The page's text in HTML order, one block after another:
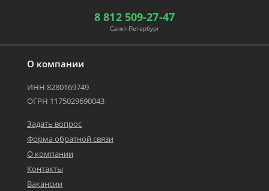
О компании
ИНН 8280169749
ОГРН 1175029690043
Задать вопрос
Форма обратной связи
О компании
Контакты
Вакансии
8 812 509-27-47
Санкт-Петербург